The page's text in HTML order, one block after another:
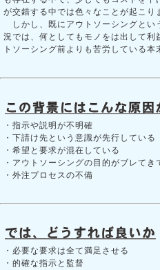
が交錯する中では色々なことが起こり
しかし、既にアウトソーシングとい
況では、何としてもモノをは出して利
トソーシング前よりも苦労している本
・指示や説明が不明確
・下請け先という意識が先行している
・希望と要求が混在している
・アウトソーシングの目的がブレてき
・外注プロセスの不備
・必要な要求は全て満足させる
・的確な指示と監督